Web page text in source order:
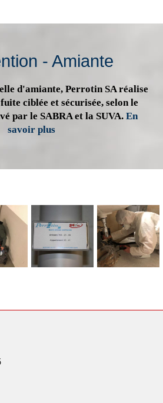
- Amiante
d'amiante, Perrotin SA réalise
ciblée et sécurisée, selon le
par le SABRA et la SUVA. En
savoir plus